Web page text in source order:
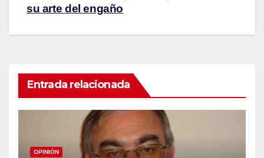
su arte del engaño
Entrada relacionada
OPINIÓN